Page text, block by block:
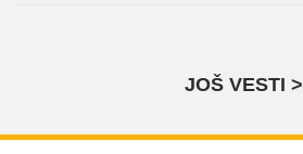
JOŠ VESTI >